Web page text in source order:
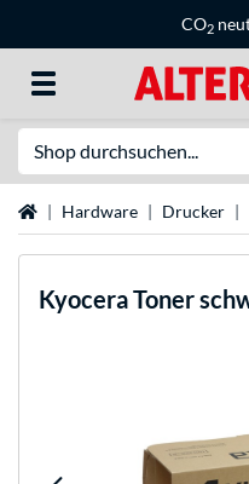
CO2
StartseiteHardware Drucker
KyoceraToner